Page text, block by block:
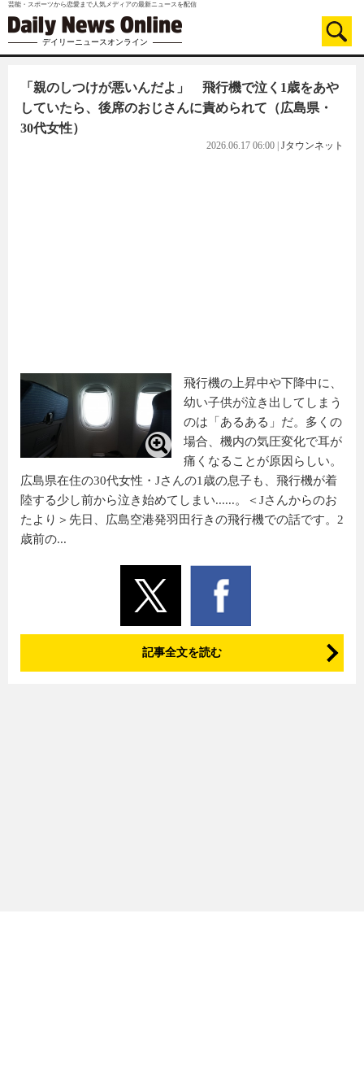
芸能・スポーツから恋愛まで人気メディアの最新ニュースを配信
デイリーニュースオンライン
「親のしつけが悪いんだよ」 飛行機で泣く1歳をあや
していたら、後席のおじさんに責められて（広島県・
30代女性）
2026.06.17 06:00 Jタウンネット
飛行機の上昇中や下降中に、
幼い子供が泣き出してしまう
のは「あるある」だ。多くの
場合、機内の気圧変化で耳が
痛くなることが原因らしい。
広島県在住の30代女性・Jさんの1歳の息子も、飛行機が着
陸する少し前から泣き始めてしまい......。＜Jさんからのお
たより＞先日、広島空港発羽田行きの飛行機での話です。2
歳前の...
記事全文を読む